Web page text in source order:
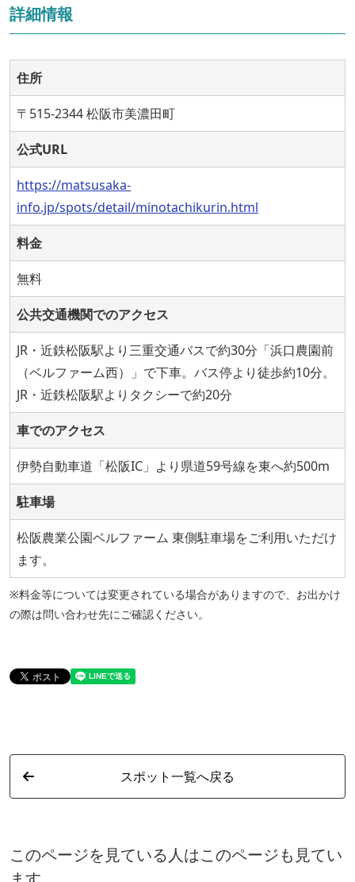
詳細情報
住所
〒515-2344 松阪市美濃田町
公式URL
https://matsusaka-
info.jp/spots/detail/minotachikurin.html
料金
無料
公共交通機関でのアクセス
JR・近鉄松阪駅より三重交通バスで約30分「浜口農園前
（ベルファーム西）」で下車。バス停より徒歩約10分。
JR・近鉄松阪駅よりタクシーで約20分
車でのアクセス
伊勢自動車道「松阪IC」より県道59号線を東へ約500m
駐車場
松阪農業公園ベルファーム 東側駐車場をご利用いただけ
ます。
※料金等については変更されている場合がありますので、お出かけ
の際は問い合わせ先にご確認ください。
スポット一覧へ戻る
このページを見ている人はこのページも見てい